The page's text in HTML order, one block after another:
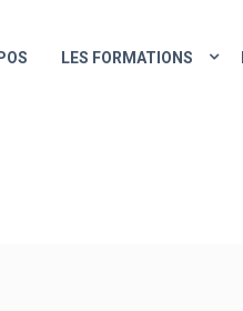
LES FORMATIONS